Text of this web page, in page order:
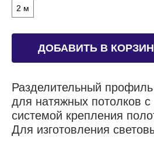
2 м
ДОБАВИТЬ В
Разделительный
для натяжных потолков с
системой крепления
Для изготовления